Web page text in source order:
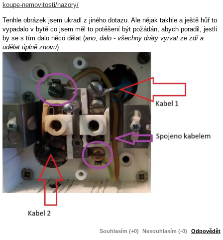
koupe-nemovitosti/nazory/
Tenhle obrázek jsem ukradl z jiného dotazu. Ale nějak takhle a ještě hůř to
vypadalo v bytě co jsem měl to potěšení být požádán, abych poradil, jestli
by se s tím dalo něco dělat (ano, dalo - všechny dráty vyrvat ze zdí a
udělat úplně znovu).
Souhlasím (+0) Nesouhlasím (-0) Odpovědět